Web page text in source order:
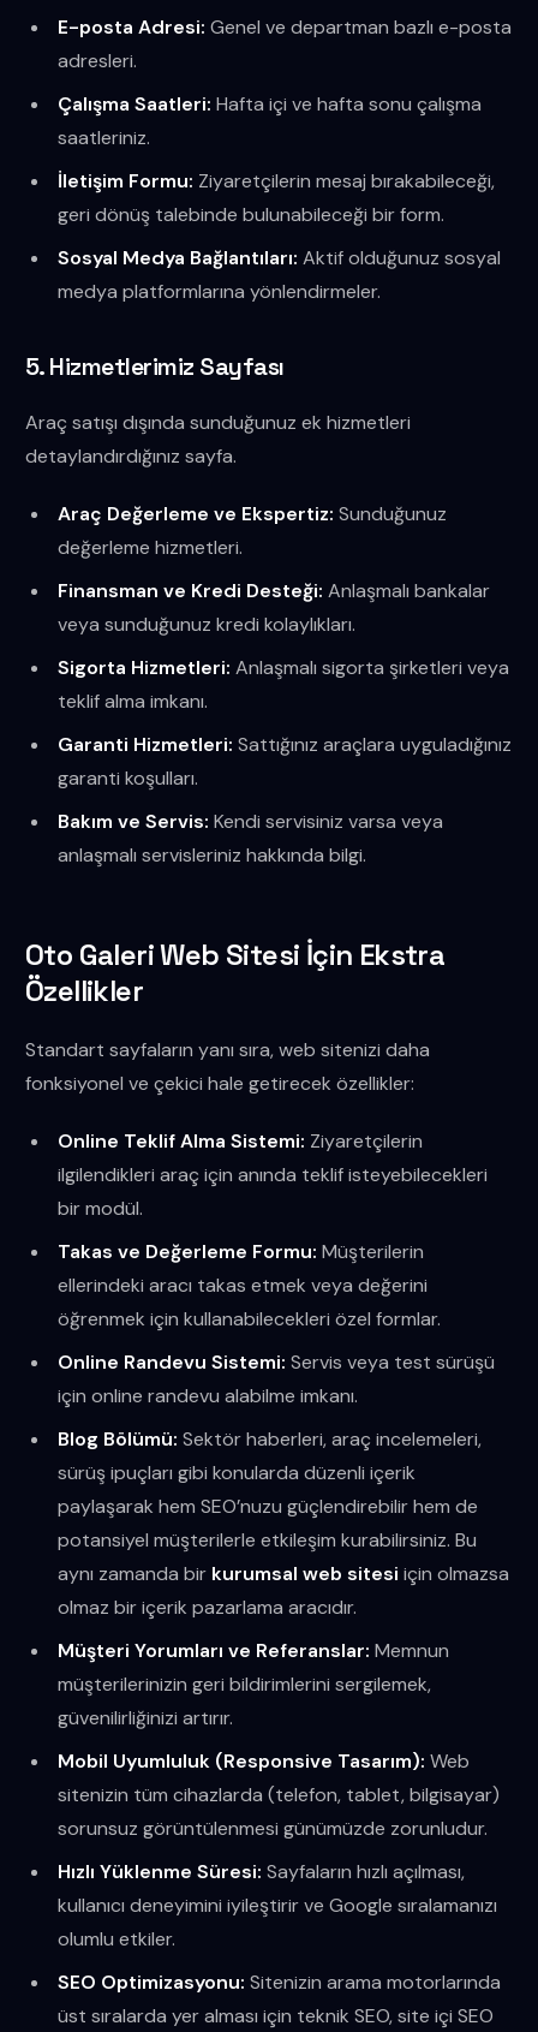
E-posta Adresi: Genel ve departman bazlı e-posta
adresleri.
Çalışma Saatleri: Hafta içi ve hafta sonu çalışma
saatleriniz.
İletişim Formu: Ziyaretçilerin mesaj bırakabileceği,
geri dönüş talebinde bulunabileceği bir form.
Sosyal Medya Bağlantıları: Aktif olduğunuz sosyal
medya platformlarına yönlendirmeler.
5. Hizmetlerimiz Sayfası
Araç satışı dışında sunduğunuz ek hizmetleri
detaylandırdığınız sayfa.
Araç Değerleme ve Ekspertiz: Sunduğunuz
değerleme hizmetleri.
Finansman ve Kredi Desteği: Anlaşmalı bankalar
veya sunduğunuz kredi kolaylıkları.
Sigorta Hizmetleri: Anlaşmalı sigorta şirketleri veya
teklif alma imkanı.
Garanti Hizmetleri: Sattığınız araçlara uyguladığınız
garanti koşulları.
Bakım ve Servis: Kendi servisiniz varsa veya
anlaşmalı servisleriniz hakkında bilgi.
Oto Galeri Web Sitesi İçin Ekstra
Özellikler
Standart sayfaların yanı sıra, web sitenizi daha
fonksiyonel ve çekici hale getirecek özellikler:
Online Teklif Alma Sistemi: Ziyaretçilerin
ilgilendikleri araç için anında teklif isteyebilecekleri
bir modül.
Takas ve Değerleme Formu: Müşterilerin
ellerindeki aracı takas etmek veya değerini
öğrenmek için kullanabilecekleri özel formlar.
Online Randevu Sistemi: Servis veya test sürüşü
için online randevu alabilme imkanı.
Blog Bölümü: Sektör haberleri, araç incelemeleri,
sürüş ipuçları gibi konularda düzenli içerik
paylaşarak hem SEO’nuzu güçlendirebilir hem de
potansiyel müşterilerle etkileşim kurabilirsiniz. Bu
aynı zamanda bir kurumsal web sitesi için olmazsa
olmaz bir içerik pazarlama aracıdır.
Müşteri Yorumları ve Referanslar: Memnun
müşterilerinizin geri bildirimlerini sergilemek,
güvenilirliğinizi artırır.
Mobil Uyumluluk (Responsive Tasarım): Web
sitenizin tüm cihazlarda (telefon, tablet, bilgisayar)
sorunsuz görüntülenmesi günümüzde zorunludur.
Hızlı Yüklenme Süresi: Sayfaların hızlı açılması,
kullanıcı deneyimini iyileştirir ve Google sıralamanızı
olumlu etkiler.
SEO Optimizasyonu: Sitenizin arama motorlarında
üst sıralarda yer alması için teknik SEO, site içi SEO